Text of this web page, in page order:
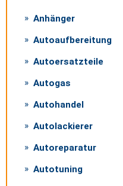
Anhänger
Autoaufbereitung
Autoersatzteile
Autogas
Autohandel
Autolackierer
Autoreparatur
Autotuning